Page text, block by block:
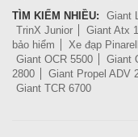
TÌM KIẾM NHIỀU:
Giant
TrinX Junior
Giant Atx 1
bảo hiểm
Xe đạp
Giant OCR 5500
Giant
2800
Giant Propel ADV
Giant TCR 6700